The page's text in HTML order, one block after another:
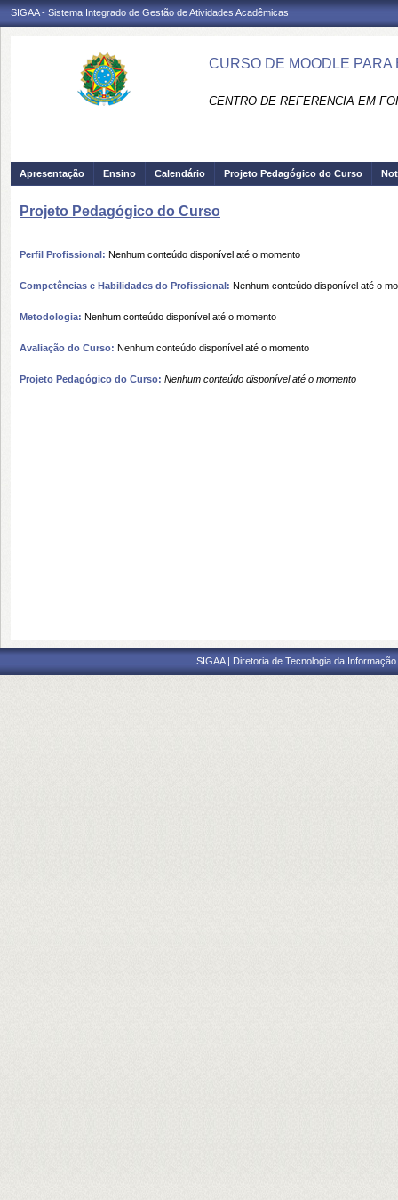
SIGAA - Sistema Integrado de Gestão de Atividades Acadêmicas
CURSO DE MOODLE
CENTRO DE REFERENCIA EM
Apresentação Ensino Calendário Projeto Pedagógico do Curso
Projeto Pedagógico do Curso
Perfil Profissional: Nenhum conteúdo disponível até o momento
Competências e Habilidades do Profissional: Nenhum conteúdo disponível até o
Metodologia: Nenhum conteúdo disponível até o momento
Avaliação do Curso: Nenhum conteúdo disponível até o momento
Projeto Pedagógico do Curso: Nenhum conteúdo disponível até o momento
SIGAA | Diretoria de Tecnologia da